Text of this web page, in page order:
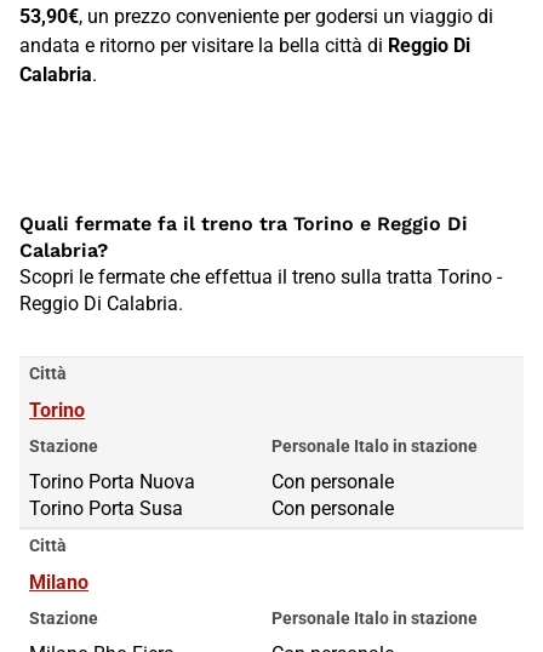
53,90€, un prezzo conveniente per godersi un viaggio di
andata e ritorno per visitare la bella città di Reggio Di
Calabria.
Quali fermate fa il treno tra Torino e Reggio Di
Calabria?
Scopri le fermate che effettua il treno sulla tratta Torino -
Reggio Di Calabria.
Città
Torino
Stazione
Torino Porta Nuova
Torino Porta Susa
Personale Italo in stazione
Torino Porta Nuova
Con personale
Torino Porta Susa
Con personale
Città
Milano
Stazione Personale Italo in stazione